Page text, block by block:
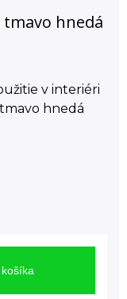
tmavo hnedá
v interiéri
hnedá